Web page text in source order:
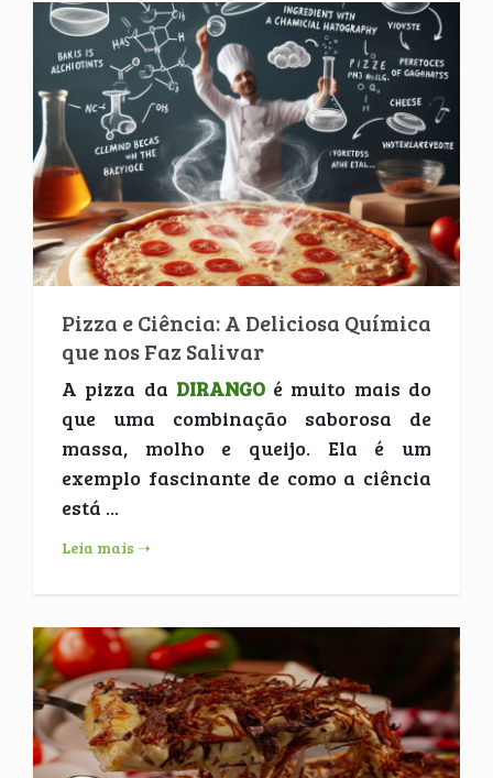
Pizza e Ciência: A Deliciosa Química
que nos Faz Salivar
A pizza da DIRANGOé muito mais do
que uma combinação saborosa de
massa, molho e queijo. Ela é um
exemplo fascinante de como a ciência
está ...
Leia mais ➝